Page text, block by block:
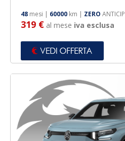
48 mesi | 60000 km | ZERO
319 € al mese iva esclusa